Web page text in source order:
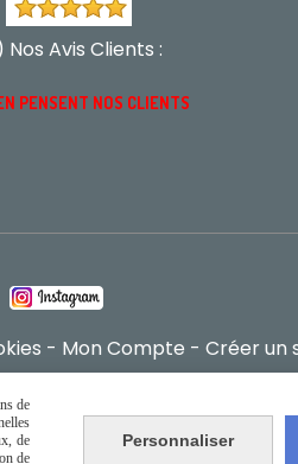
Nos Avis Clients :
PENSENT NOS CLIENTS
Mon Compte Créer un
de
de
de
Personnaliser